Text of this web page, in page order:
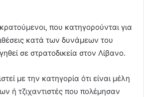
που κατηγορούνται για
κατά των δυνάμεων του
σε στρατοδικεία στον Λίβανο.
με την κατηγορία ότι είναι μέλη
ή τζιχαντιστές που πολέμησαν